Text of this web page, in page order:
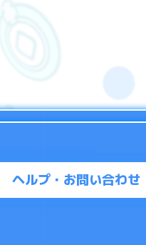
ヘルプ・お問い合わせ